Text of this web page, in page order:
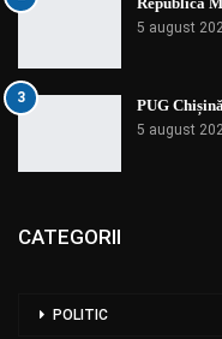
5 august
3 PUG
5 august
CATEGORII
POLITIC